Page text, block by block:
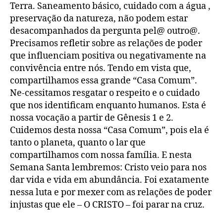
Terra. Saneamento básico, cuidado com a água ,
preservação da natureza, não podem estar
desacompanhados da pergunta pel@ outro@.
Precisamos refletir sobre as relações de poder
que influenciam positiva ou negativamente na
convivência entre nós. Tendo em vista que,
compartilhamos essa grande “Casa Comum”.
Ne-cessitamos resgatar o respeito e o cuidado
que nos identificam enquanto humanos. Esta é
nossa vocação a partir de Gênesis 1 e 2.
Cuidemos desta nossa “Casa Comum”, pois ela é
tanto o planeta, quanto o lar que
compartilhamos com nossa família. E nesta
Semana Santa lembremos: Cristo veio para nos
dar vida e vida em abundância. Foi exatamente
nessa luta e por mexer com as relações de poder
injustas que ele – O CRISTO – foi parar na cruz.